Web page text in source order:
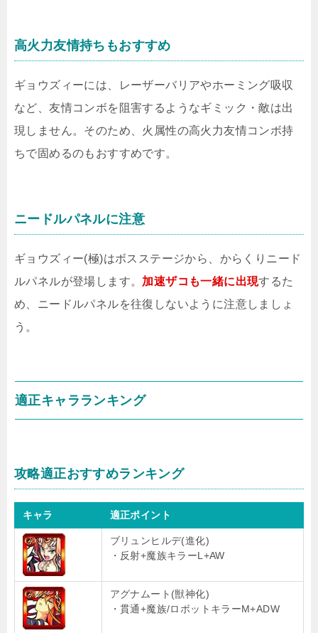
高火力友情持ちもおすすめ
ギョウズィーには、レーザーバリアやホーミング吸収
など、友情コンボを阻害するようなギミック・敵は出
現しません。そのため、火属性の高火力友情コンボ持
ちで固めるのもおすすめです。
ニードルパネルに注意
ギョウズィー(極)はボスステージから、からくりニード
ルパネルが登場します。 加速ザコも一緒に出現するた
め、ニードルパネルを往復しないように注意しましょ
う。
適正キャラランキング
攻略適正おすすめランキング
キャラ 適正ポイント
ブリュンヒルデ(進化)
・反射+魔族キラーL+AW
アグナムート(獣神化)
・貫通+魔族/ロボットキラーM+ADW